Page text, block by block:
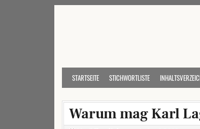
STARTSEITE STICHWORTLISTE
Warum mag Karl